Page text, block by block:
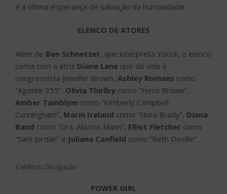
é a última esperança de salvação da humanidade.
ELENCO DE ATORES
Além de Ben Schnetzer, que interpreta Yorick, o elenco
conta com a atriz Diane Lane que dá vida à
congressista Jennifer Brown, Ashley Romans como
“Agente 355”, Olivia Thirlby como “Hero Brown”,
Amber Tamblym como “Kimberly Campbell
Cunningham”, Marin Ireland como “Nora Brady”, Diana
Band como “Dra. Alisson Mann”, Elliot Fletcher como
“Sam Jordan” e Juliana Canfield como “Beth Deville”.
Créditos: Divulgação
POWER GIRL